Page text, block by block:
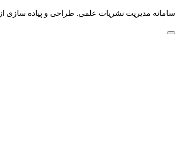
سامانه مدیریت نشریات علمی. طراحی و پیاده سازی از